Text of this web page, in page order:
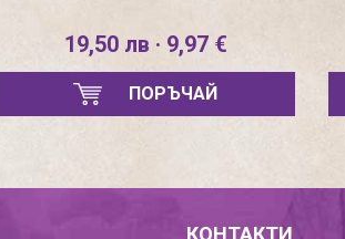
19,50 лв · 9,97 €
ПОРЪЧАЙ
КОНТАКТИ